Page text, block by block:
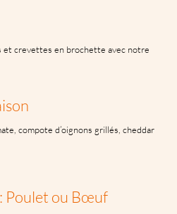
et crevettes en brochette avec notre
compote d’oignons grillés, cheddar
Poulet ou Bœuf